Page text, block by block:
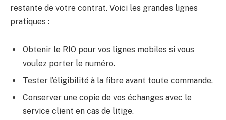
restante de votre contrat. Voici les grandes lignes
pratiques :
Obtenir le RIO pour vos lignes mobiles si vous
voulez porter le numéro.
Tester l’éligibilité à la fibre avant toute commande.
Conserver une copie de vos échanges avec le
service client en cas de litige.